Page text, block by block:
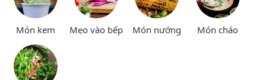
Món kem Mẹo vào bếp Món nướng Món cháo